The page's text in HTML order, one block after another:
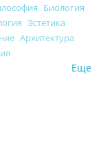
Биология
Эстетика
Архитектура
Еще